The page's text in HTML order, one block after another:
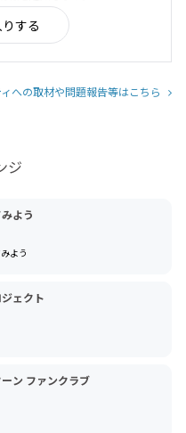
する
への取材や問題報告等はこちら
ジ
よう
よう
ェクト
ン ファンクラブ